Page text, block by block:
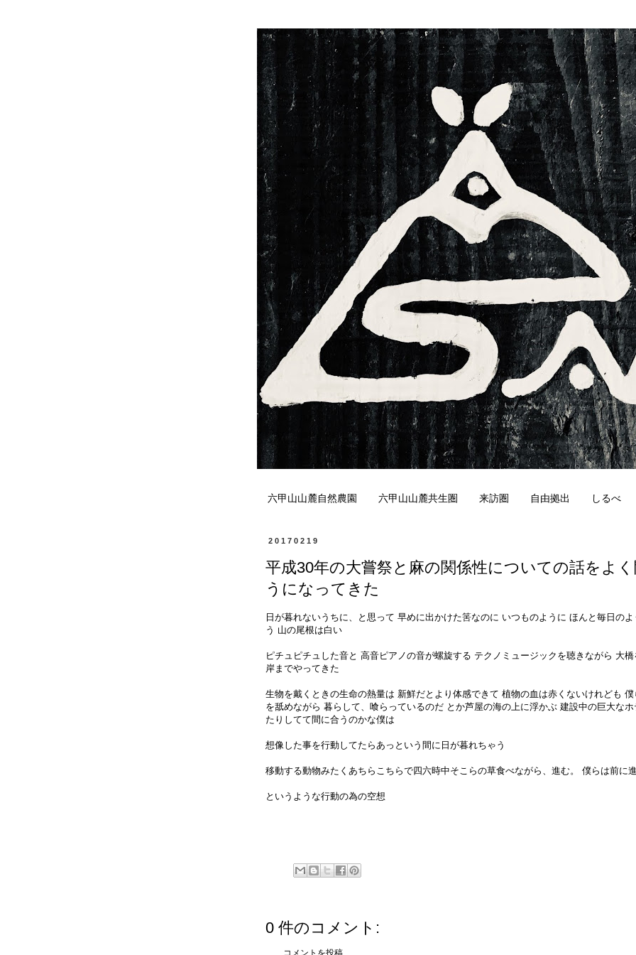
六甲山山麓自然農園 六甲山山麓共生圏 来訪圏 自由拠出 しるべ
20170219
平成30年の大嘗祭と麻の関係性についての話をよ
うになってきた
日が暮れないうちに、と思って 早めに出かけた筈なのに いつものように ほんと毎日の
う 山の尾根は白い
ピチュピチュした音と 高音ピアノの音が螺旋する テクノミュージックを聴きながら 大
岸までやってきた
生物を戴くときの生命の熱量は 新鮮だとより体感できて 植物の血は赤くないけれども
を舐めながら 暮らして、喰らっているのだ とか芦屋の海の上に浮かぶ 建設中の巨大な
たりしてて間に合うのかな僕は
想像した事を行動してたらあっという間に日が暮れちゃう
移動する動物みたくあちらこちらで四六時中そこらの草食べながら、進む。 僕らは前に
というような行動の為の空想
0 件のコメント:
コメントを投稿